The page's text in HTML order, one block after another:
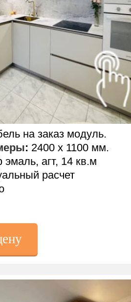
на заказ модуль.
: 2400 х 1100 мм.
агт, 14 кв.м
расчет